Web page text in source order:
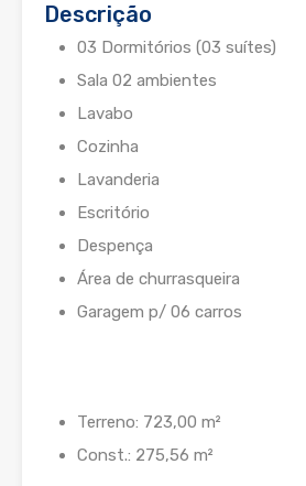
Descrição
03 Dormitórios (03 suítes)
Sala 02 ambientes
Lavabo
Cozinha
Lavanderia
Escritório
Despença
Área de churrasqueira
Garagem p/ 06 carros
Terreno: 723,00 m²
Const.: 275,56 m²